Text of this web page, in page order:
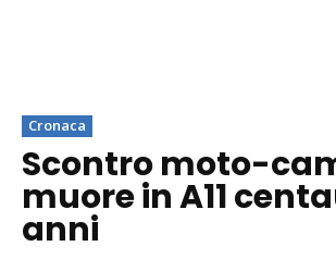
Cronaca
Scontro moto-
muore in A11
anni